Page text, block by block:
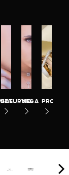
SATURNO
VEGA